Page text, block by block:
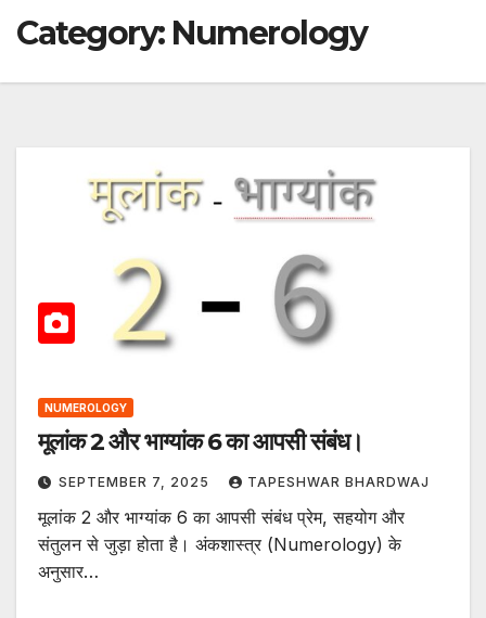
Category: Numerology
NUMEROLOGY
मूलांक 2 और भाग्यांक 6 का आपसी संबंध।
SEPTEMBER 7, 2025 TAPESHWAR BHARDWAJ
मूलांक 2 और भाग्यांक 6 का आपसी संबंध प्रेम, सहयोग और
संतुलन से जुड़ा होता है। अंकशास्त्र (Numerology) के
अनुसार…